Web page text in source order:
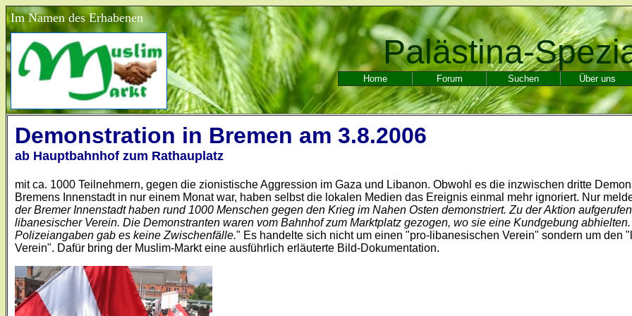
Im Namen des Erhabenen
Palästina-
Home Forum Suchen Über uns
Demonstration in Bremen am 3.8.2006
ab Hauptbahnhof zum Rathauplatz
mit ca. 1000 Teilnehmern, gegen die zionistische Aggression im Gaza und Libanon. Obwohl es die inzwischen dritte
Bremens Innenstadt in nur einem Monat war, haben selbst die lokalen Medien das Ereignis einmal mehr ignoriert. Nur
der Bremer Innenstadt haben rund 1000 Menschen gegen den Krieg im Nahen Osten demonstriert. Zu der Aktion
libanesischer Verein. Die Demonstranten waren vom Bahnhof zum Marktplatz gezogen, wo sie eine Kundgebung
Polizeiangaben gab es keine Zwischenfälle." Es handelte sich nicht um einen "pro-libanesischen Verein" sondern um den
Verein". Dafür bring der Muslim-Markt eine ausführlich erläuterte Bild-Dokumentation.